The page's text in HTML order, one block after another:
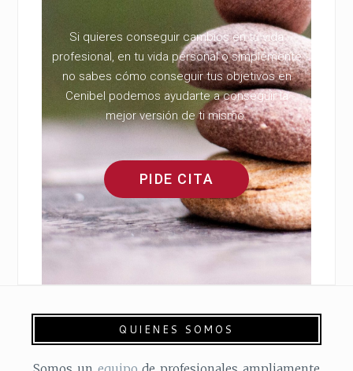
Si quieres conseguir cambios en tu vida
profesional, en tu vida personal o simplemente
no sabes cómo conseguir tus objetivos en
Cenibel podemos ayudarte a conseguir la
mejor versión de ti mismo.
PIDE CITA
QUIENES SOMOS